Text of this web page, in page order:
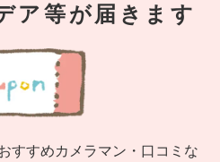
ア等が届きます
すすめカメラマン・口コミな